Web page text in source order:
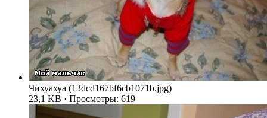
Чихуахуа (13dcd167bf6cb1071b.jpg)
23,1 KB · Просмотры: 619